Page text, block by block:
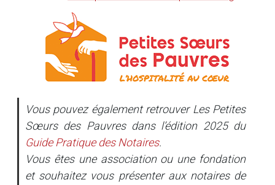
Vous pouvez également retrouver Les Petites
Sœurs des Pauvres dans l’édition 2025 du
Guide Pratique des Notaires.
Vous êtes une association ou une fondation
et souhaitez vous présenter aux notaires de